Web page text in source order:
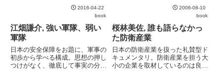
が、その土地の歴史を俯瞰するた
めの本なのであまり気にならな
い。また、この種の本にしては政
治...
2016-04-22
book
る」、「世界では七人に一人が
日々飢えている」など、ショッキ
ングな数字が並ぶ。読み物として
は非常に興味深いが、100人の村
...
2006-08-10
book
江畑謙介, 強い軍隊、弱い
軍隊
日本の安全保障をお題に、軍事の
初歩から学べる構成。思想の押し
つけがなく、徹底して事実の分析
桜林美佐, 誰も語らなかっ
た防衛産業
日本の防衛産業を扱った礼賛型ド
キュメンタリ。防衛産業を担う大
小の企業を取材しているのは良い